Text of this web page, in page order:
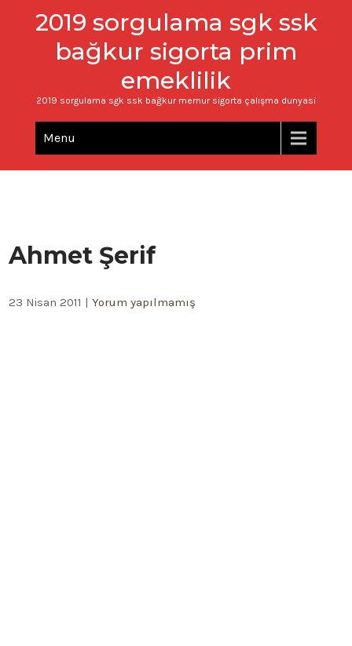
2019 sorgulama sgk ssk
bağkur sigorta prim
emeklilik
2019 sorgulama sgk ssk bağkur memur sigorta çalışma dunyasi
Menu
Ahmet Şerif
23 Nisan 2011 |Yorum yapılmamış